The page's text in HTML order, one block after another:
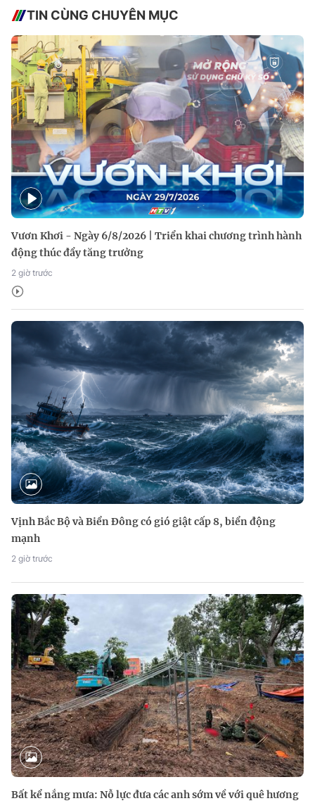
TIN CÙNG CHUYÊN MỤC
Vươn Khơi - Ngày 6/8/2026 | Triển khai chương trình hành
động thúc đẩy tăng trưởng
2 giờ trước
Vịnh Bắc Bộ và Biển Đông có gió giật cấp 8, biển động
mạnh
2 giờ trước
Bất kể nắng mưa: Nỗ lực đưa các anh sớm về với quê hương